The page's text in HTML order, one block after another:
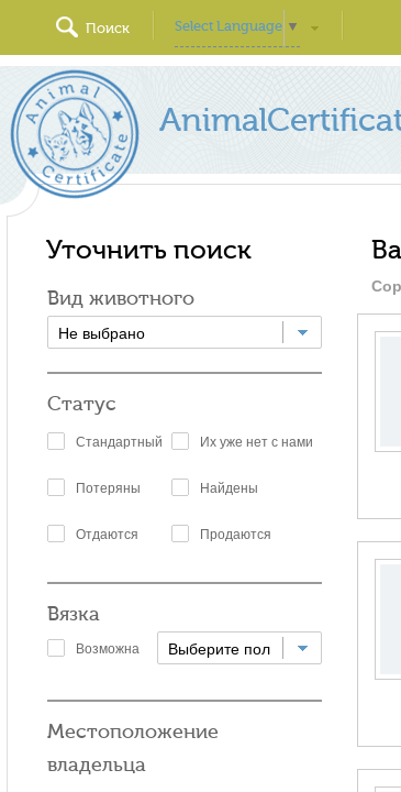
Поиск Select Language ▼
Уточнить поиск
Вид животного
Не выбрано
Статус
Стандартный
Потеряны
Отдаются
Их уже нет с нами
Найдены
Продаются
Вязка
Возможна Выберите пол
Местоположение
владельца